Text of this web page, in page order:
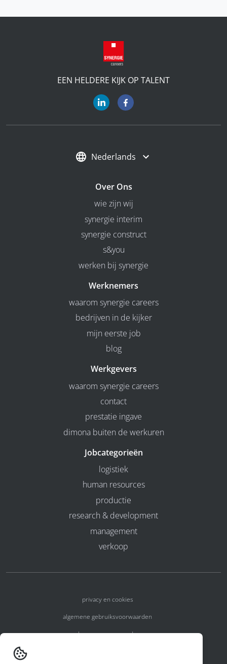
EEN HELDERE KIJK OP TALENT
Nederlands
Over Ons
wie zijn wij
synergie interim
synergie construct
s&you
werken bij synergie
Werknemers
waarom synergie careers
bedrijven in de kijker
mijn eerste job
blog
Werkgevers
waarom synergie careers
contact
prestatie ingave
dimona buiten de werkuren
Jobcategorieën
logistiek
human resources
productie
research & development
management
verkoop
privacy en cookies
algemene gebruiksvoorwaarden
algemene voorwaarden